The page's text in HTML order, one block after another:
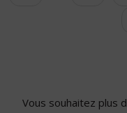
Vous souhaitez plus